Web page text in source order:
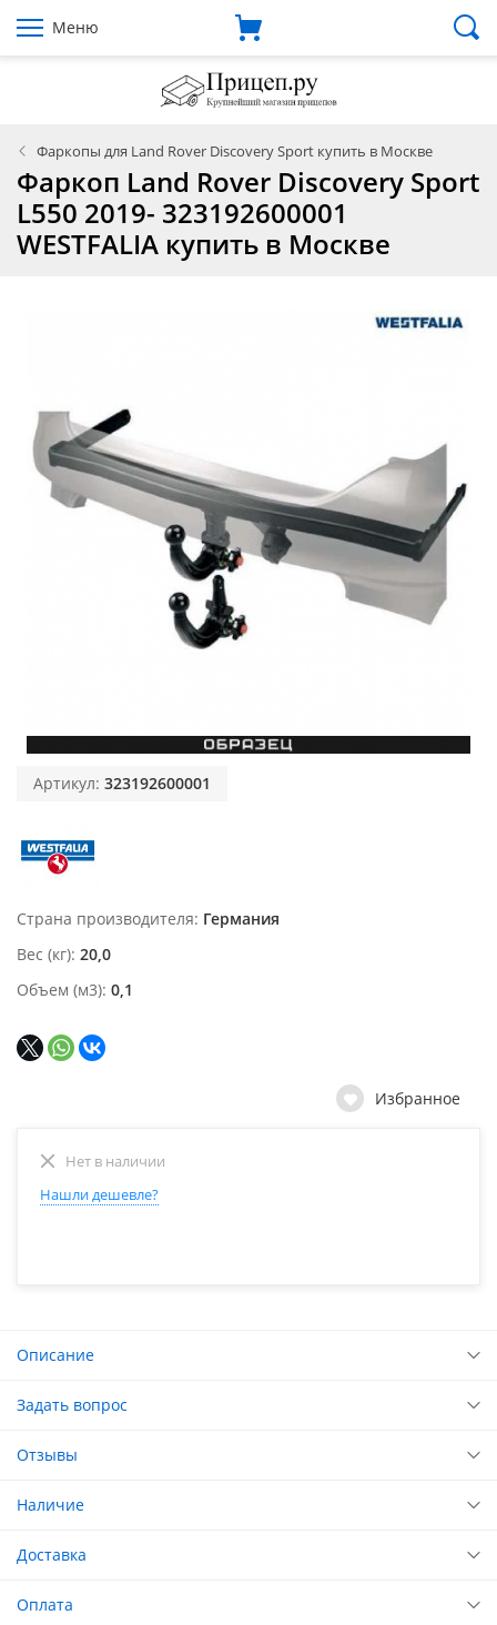
Меню
Фаркопы для Land Rover Discovery Sport купить в Москве
Фаркоп Land Rover Discovery Sport
L550 2019- 323192600001
WESTFALIA купить в Москве
Артикул: 323192600001
Страна производителя Германия
Вес (кг) 20,0
Объем (м3) 0,1
Избранное
Нет в наличии
Нашли дешевле?
Описание
Задать вопрос
Отзывы
Наличие
Доставка
Оплата